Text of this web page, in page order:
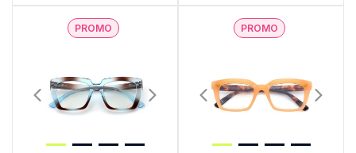
PROMO PROMO